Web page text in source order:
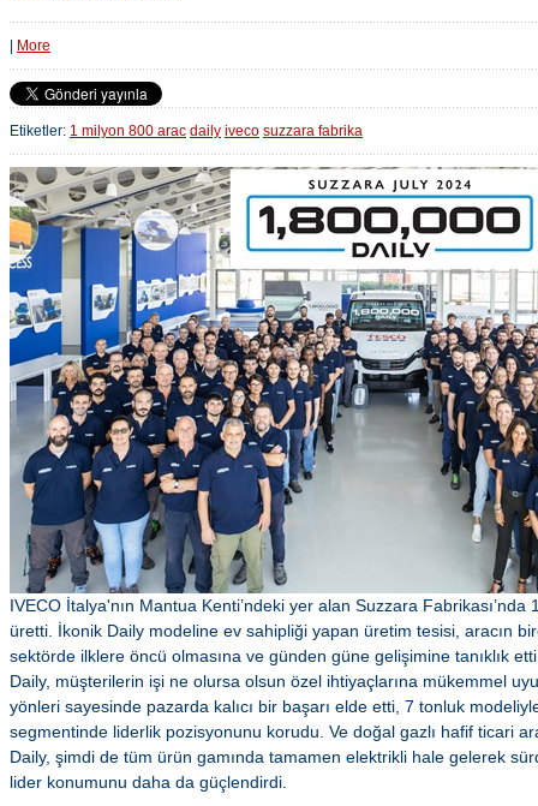
More
Etiketler: 1 milyon 800 arac daily iveco suzzara fabrika
IVECO İtalya'nın Mantua Kenti’ndeki yer alan Suzzara Fabrikası’nda
üretti. İkonik Daily modeline ev sahipliği yapan üretim tesisi, aracın
sektörde ilklere öncü olmasına ve günden güne gelişimine tanıklık
Daily, müşterilerin işi ne olursa olsun özel ihtiyaçlarına mükemmel
yönleri sayesinde pazarda kalıcı bir başarı elde etti, 7 tonluk
segmentinde liderlik pozisyonunu korudu. Ve doğal gazlı hafif ticari
Daily, şimdi de tüm ürün gamında tamamen elektrikli hale gelerek
lider konumunu daha da güçlendirdi.